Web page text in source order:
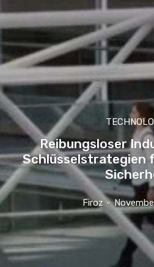
Reibungsloser
Schlüsselstrategien
Firoz -